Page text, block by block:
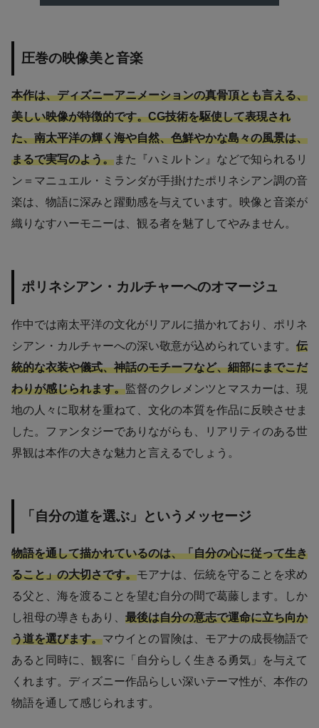
圧巻の映像美と音楽
本作は、ディズニーアニメーションの真骨頂とも言える、
美しい映像が特徴的です。CG技術を駆使して表現され
た、南太平洋の輝く海や自然、色鮮やかな島々の風景は、
まるで実写のよう。また『ハミルトン』などで知られるリ
ン＝マニュエル・ミランダが手掛けたポリネシアン調の音
楽は、物語に深みと躍動感を与えています。映像と音楽が
織りなすハーモニーは、観る者を魅了してやみません。
ポリネシアン・カルチャーへのオマージュ
作中では南太平洋の文化がリアルに描かれており、ポリネ
シアン・カルチャーへの深い敬意が込められています。 伝
統的な衣装や儀式、神話のモチーフなど、細部にまでこだ
わりが感じられます。監督のクレメンツとマスカーは、現
地の人々に取材を重ねて、文化の本質を作品に反映させま
した。ファンタジーでありながらも、リアリティのある世
界観は本作の大きな魅力と言えるでしょう。
「自分の道を選ぶ」というメッセージ
物語を通して描かれているのは、「自分の心に従って生き
ること」の大切さです。モアナは、伝統を守ることを求め
る父と、海を渡ることを望む自分の間で葛藤します。しか
し祖母の導きもあり、 最後は自分の意志で運命に立ち向か
う道を選びます。マウイとの冒険は、モアナの成長物語で
あると同時に、観客に「自分らしく生きる勇気」を与えて
くれます。ディズニー作品らしい深いテーマ性が、本作の
物語を通して感じられます。